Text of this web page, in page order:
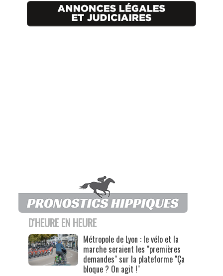
D'HEURE EN HEURE
Métropole de Lyon : le vélo et la
marche seraient les "premières
demandes" sur la plateforme "Ça
bloque ? On agit !"